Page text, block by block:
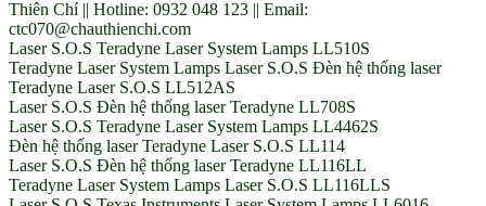
Thiên Chí || Hotline: 0932 048 123 || Email:
ctc070@chauthienchi.com
Laser S.O.S Teradyne Laser System Lamps LL510S
Teradyne Laser System Lamps Laser S.O.S Đèn hệ thống laser
Teradyne Laser S.O.S LL512AS
Laser S.O.S Đèn hệ thống laser Teradyne LL708S
Laser S.O.S Teradyne Laser System Lamps LL4462S
Đèn hệ thống laser Teradyne Laser S.O.S LL114
Laser S.O.S Đèn hệ thống laser Teradyne LL116LL
Teradyne Laser System Lamps Laser S.O.S LL116LLS